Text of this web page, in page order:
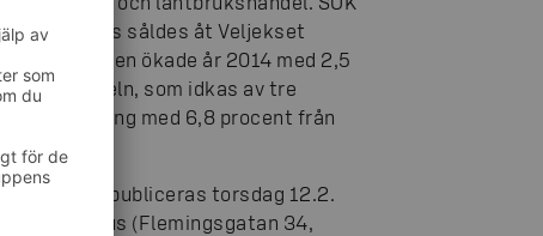
bilhus såldes åt Veljekset
handelslagen ökade år 2014 med 2,5
som idkas av tre
en minskning med 6,8 procent från
publiceras torsdag 12.2.
Ässäkeskus (Flemingsgatan 34,